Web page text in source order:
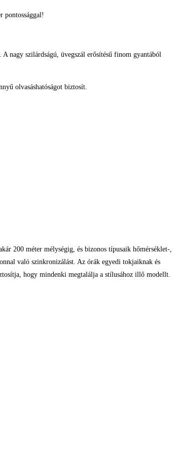
pontossággal!
nagy szilárdságú, üvegszál erősítésű finom gyantából
olvasáshatóságot biztosít.
200 méter mélységig, és bizonos típusaik hőmérséklet-,
való szinkronizálást. Az órák egyedi tokjaiknak és
hogy mindenki megtalálja a stílusához illő modellt.